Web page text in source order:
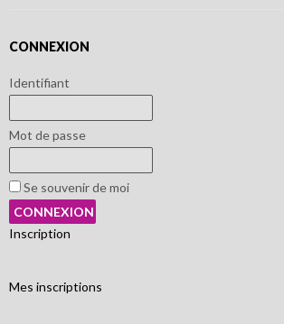
CONNEXION
Identifiant
Mot de passe
Se souvenir de moi
Inscription
Mes inscriptions